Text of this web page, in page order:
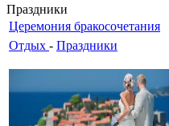
Праздники
Церемония бракосочетания
Отдых - Праздники